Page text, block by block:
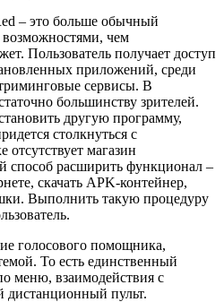
– это больше обычный
чем
Пользователь получает доступ
приложений, среди
сервисы. В
большинству зрителей.
другую программу,
столкнуться с
магазин
расширить функционал –
скачать APK-контейнер,
Выполнить такую процедуру
голосового помощника,
То есть единственный
меню, взаимодействия с
дистанционный пульт.